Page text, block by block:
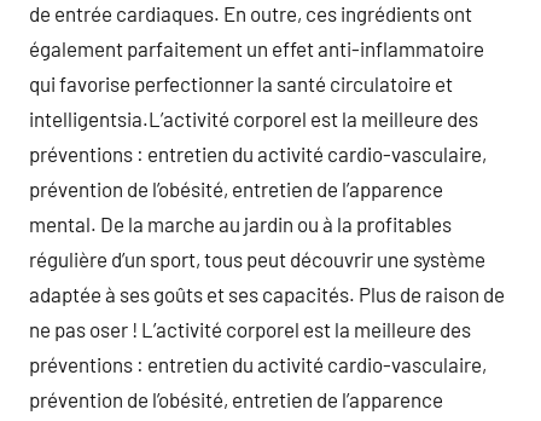
de entrée cardiaques. En outre, ces ingrédients ont
également parfaitement un effet anti-inflammatoire
qui favorise perfectionner la santé circulatoire et
intelligentsia.L’activité corporel est la meilleure des
préventions : entretien du activité cardio-vasculaire,
prévention de l’obésité, entretien de l’apparence
mental. De la marche au jardin ou à la profitables
régulière d’un sport, tous peut découvrir une système
adaptée à ses goûts et ses capacités. Plus de raison de
ne pas oser ! L’activité corporel est la meilleure des
préventions : entretien du activité cardio-vasculaire,
prévention de l’obésité, entretien de l’apparence